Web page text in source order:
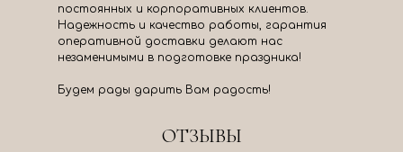
постоянных и корпоративных клиентов.
Надежность и качество работы, гарантия
оперативной доставки делают нас
незаменимыми в подготовке праздника!
Будем рады дарить Вам радость!
ОТЗЫВЫ